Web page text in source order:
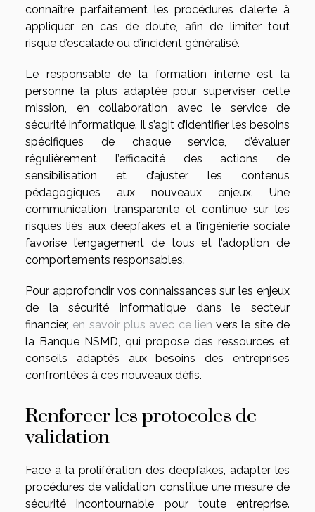
connaître parfaitement les procédures d’alerte à
appliquer en cas de doute, afin de limiter tout
risque d’escalade ou d’incident généralisé.
Le responsable de la formation interne est la
personne la plus adaptée pour superviser cette
mission, en collaboration avec le service de
sécurité informatique. Il s’agit d’identifier les besoins
spécifiques de chaque service, d’évaluer
régulièrement l’efficacité des actions de
sensibilisation et d’ajuster les contenus
pédagogiques aux nouveaux enjeux. Une
communication transparente et continue sur les
risques liés aux deepfakes et à l’ingénierie sociale
favorise l’engagement de tous et l’adoption de
comportements responsables.
Pour approfondir vos connaissances sur les enjeux
de la sécurité informatique dans le secteur
financier, en savoir plus avec ce lien vers le site de
la Banque NSMD, qui propose des ressources et
conseils adaptés aux besoins des entreprises
confrontées à ces nouveaux défis.
Renforcer les protocoles de
validation
Face à la prolifération des deepfakes, adapter les
procédures de validation constitue une mesure de
sécurité incontournable pour toute entreprise.